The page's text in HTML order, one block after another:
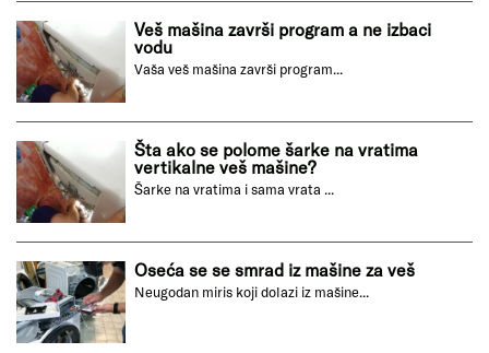
Veš mašina završi program a ne izbaci
vodu
Vaša veš mašina završi program...
Šta ako se polome šarke na vratima
vertikalne veš mašine?
Šarke na vratima i sama vrata ...
Oseća se se smrad iz mašine za veš
Neugodan miris koji dolazi iz mašine...